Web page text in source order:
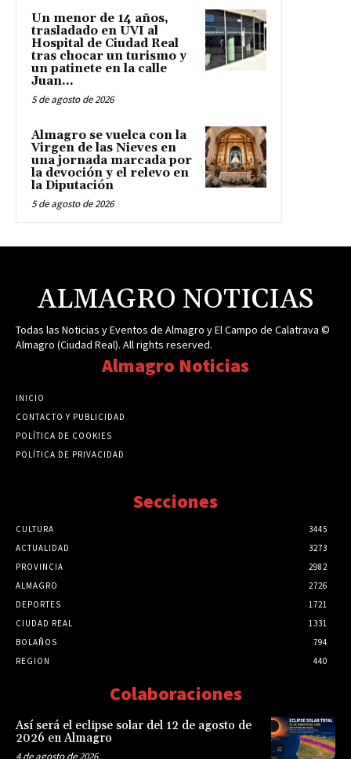
Un menor de 14 años,
trasladado en UVI al
Hospital de Ciudad Real
tras chocar un turismo y
un patinete en la calle
Juan...
5 de agosto de 2026
Almagro se vuelca con la
Virgen de las Nieves en
una jornada marcada por
la devoción y el relevo en
la Diputación
5 de agosto de 2026
ALMAGRO NOTICIAS
Todas las Noticias y Eventos de Almagro y El Campo de Calatrava ©
Almagro (Ciudad Real). All rights reserved.
Almagro Noticias
INICIO
CONTACTO Y PUBLICIDAD
POLÍTICA DE COOKIES
POLÍTICA DE PRIVACIDAD
Secciones
CULTURA
3445
ACTUALIDAD
3273
PROVINCIA
2982
ALMAGRO
2726
DEPORTES
1721
CIUDAD REAL
1331
BOLAÑOS
794
REGION
440
Colaboraciones
Así será el eclipse solar del 12 de agosto de
2026 en Almagro